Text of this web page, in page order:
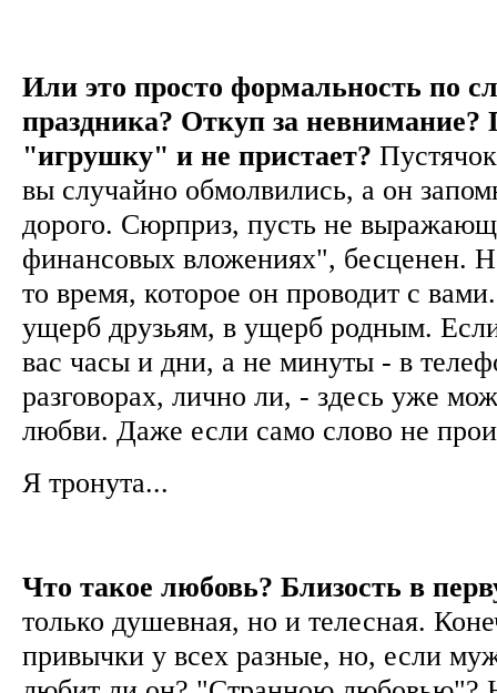
Или это просто формальность по
праздника? Откуп за невнимание?
"игрушку" и не пристает?
вы случайно обмолвились, а он
дорого. Сюрприз, пусть не
финансовых вложениях", бесценен.
то время, которое он проводит с
ущерб друзьям, в ущерб родным.
вас часы и дни, а не минуты - в
разговорах, лично ли, - здесь уже
любви. Даже если само слово не
Я тронута...
Что такое любовь? Близость в
только душевная, но и телесная.
привычки у всех разные, но, если